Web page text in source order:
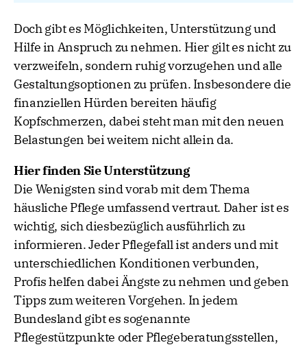
Doch gibt es Möglichkeiten, Unterstützung und
Hilfe in Anspruch zu nehmen. Hier gilt es nicht zu
verzweifeln, sondern ruhig vorzugehen und alle
Gestaltungsoptionen zu prüfen. Insbesondere die
finanziellen Hürden bereiten häufig
Kopfschmerzen, dabei steht man mit den neuen
Belastungen bei weitem nicht allein da.
Hier finden Sie Unterstützung
Die Wenigsten sind vorab mit dem Thema
häusliche Pflege umfassend vertraut. Daher ist es
wichtig, sich diesbezüglich ausführlich zu
informieren. Jeder Pflegefall ist anders und mit
unterschiedlichen Konditionen verbunden,
Profis helfen dabei Ängste zu nehmen und geben
Tipps zum weiteren Vorgehen. In jedem
Bundesland gibt es sogenannte
Pflegestützpunkte oder Pflegeberatungsstellen,